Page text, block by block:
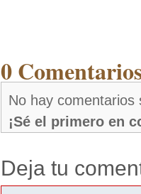
0
No hay comentarios
¡Sé el primero en
Deja tu